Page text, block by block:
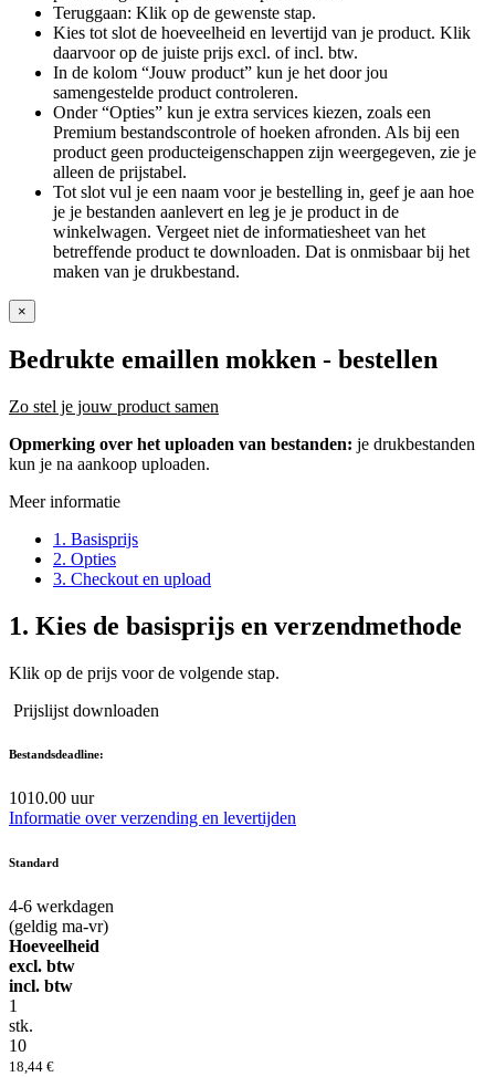
Teruggaan: Klik op de gewenste stap.
Kies tot slot de hoeveelheid en levertijd van je product. Klik
daarvoor op de juiste prijs excl. of incl. btw.
In de kolom “Jouw product” kun je het door jou
samengestelde product controleren.
Onder “Opties” kun je extra services kiezen, zoals een
Premium bestandscontrole of hoeken afronden. Als bij een
product geen producteigenschappen zijn weergegeven, zie je
alleen de prijstabel.
Tot slot vul je een naam voor je bestelling in, geef je aan hoe
je je bestanden aanlevert en leg je je product in de
winkelwagen. Vergeet niet de informatiesheet van het
betreffende product te downloaden. Dat is onmisbaar bij het
maken van je drukbestand.
×
Bedrukte emaillen mokken - bestellen
Zo stel je jouw product samen
Opmerking over het uploaden van bestanden: je drukbestanden
kun je na aankoop uploaden.
Meer informatie
1. Basisprijs
2. Opties
3. Checkout en upload
1. Kies de basisprijs en verzendmethode
Klik op de prijs voor de volgende stap.
Prijslijst downloaden
Bestandsdeadline:
1010.00 uur
Informatie over verzending en levertijden
Standard
4-6 werkdagen
(geldig ma-vr)
Hoeveelheid
excl. btw
incl. btw
1
stk.
10
18,44 €